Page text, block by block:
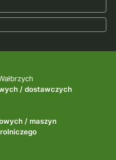
/ dostawczych
/ maszyn